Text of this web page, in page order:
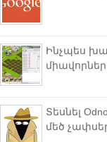
Ինչպես
Տեսնել
մեծ